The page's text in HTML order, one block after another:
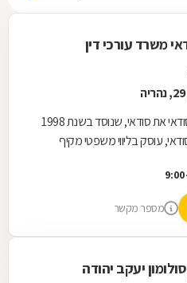
משרד עורכי דין
משרד עורכי דין סודאי את סודאי, שנוסד בשנת 1998
עוסק בליווי משפטי מקיף
מספר מקשר
סולומון יעקב יהודה